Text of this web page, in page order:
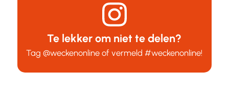
Te lekker om niet te delen?
Tag@weckenonline of vermeld#weckenonline!